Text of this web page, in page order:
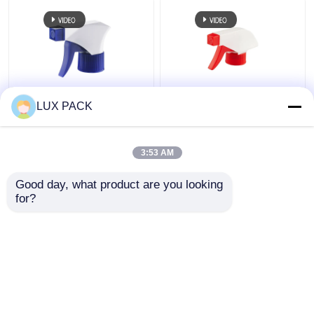
28 410 Rozpylacz do
spryskiwaczy z
Dostosowany kolor do
pielęgnacji zwierząt
LUX PACK
3:53 AM
Good day, what product are you looking
for?